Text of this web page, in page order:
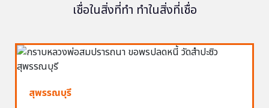
เชื่อในสิ่งที่ทำ ทำในสิ่งที่เชื่อ
สุพรรณบุรี